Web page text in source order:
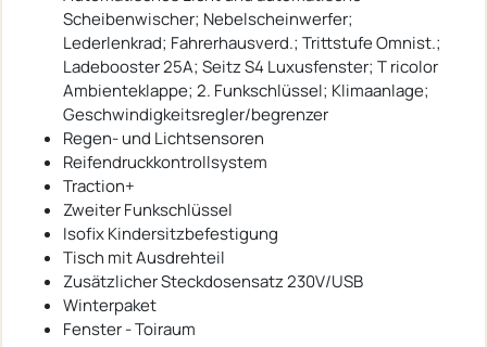
Scheibenwischer; Nebelscheinwerfer;
Lederlenkrad; Fahrerhausverd.; Trittstufe Omnist.;
Ladebooster 25A; Seitz S4 Luxusfenster; T ricolor
Ambienteklappe; 2. Funkschlüssel; Klimaanlage;
Geschwindigkeitsregler/begrenzer
Regen- und Lichtsensoren
Reifendruckkontrollsystem
Traction+
Zweiter Funkschlüssel
Isofix Kindersitzbefestigung
Tisch mit Ausdrehteil
Zusätzlicher Steckdosensatz 230V/USB
Winterpaket
Fenster - Toiraum